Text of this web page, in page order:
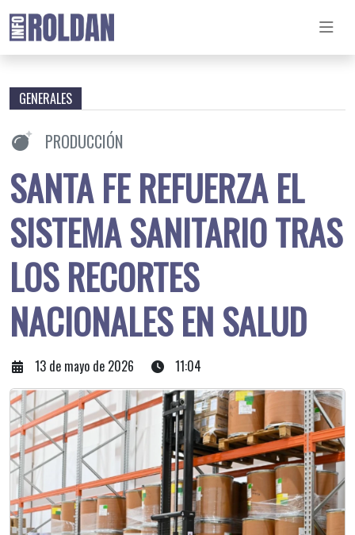
GENERALES
PRODUCCIÓN
SANTA FE REFUERZA EL
SISTEMA SANITARIO TRAS
LOS RECORTES
NACIONALES EN SALUD
13 de mayo de 2026 11:04